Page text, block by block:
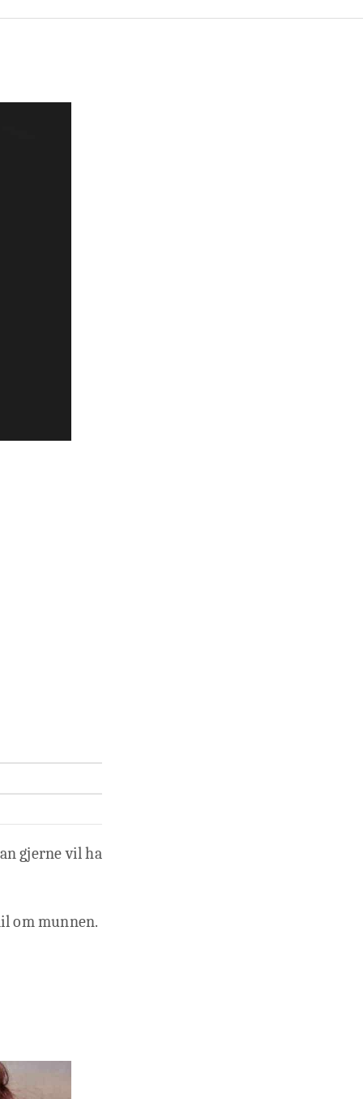
gjerne vil ha
om munnen.